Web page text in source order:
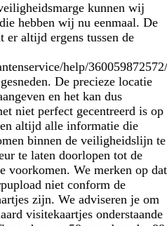
kunnen wij
hebben wij nu eenmaal. De
er altijd ergens tussen de
help/
De precieze locatie
en het kan dus
niet perfect gecentreerd is op
altijd alle informatie die
binnen de veiligheidslijn te
te laten doorlopen tot de
voorkomen. We merken op dat
niet conform de
zijn. We adviseren je om
visitekaartjes onderstaande